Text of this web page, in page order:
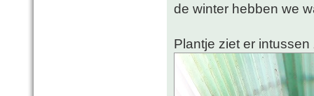
de winter hebben we
Plantje ziet er intussen